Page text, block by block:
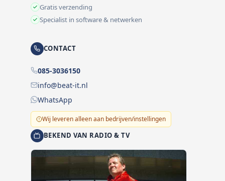
Gratis verzending
Specialist in software & netwerken
CONTACT
085-3036150
info@beat-it.nl
WhatsApp
Wij leveren alleen aan bedrijven/instellingen
BEKEND VAN RADIO & TV